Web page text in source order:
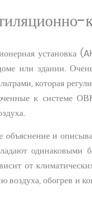
установка
или здании.
которая
к системе
объяснение и
одинаковыми
от
воздуха, обогрев и